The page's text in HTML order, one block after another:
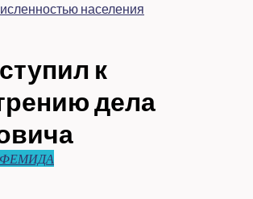
к
дела
ФЕМИДА